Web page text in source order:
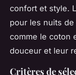
confort et style.
pour les nuits
comme le coton
douceur et leur
Critères de